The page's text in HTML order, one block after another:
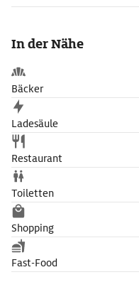
In der Nähe
Bäcker
Ladesäule
Restaurant
Toiletten
Shopping
Fast-Food